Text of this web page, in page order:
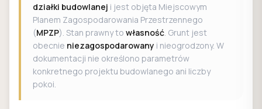
działki budowlanej i jest objęta Miejscowym
Planem Zagospodarowania Przestrzennego
(MPZP). Stan prawny to własność. Grunt jest
obecnie niezagospodarowany i nieogrodzony. W
dokumentacji nie określono parametrów
konkretnego projektu budowlanego ani liczby
pokoi.